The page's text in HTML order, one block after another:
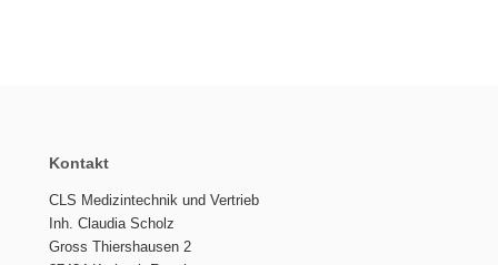
Kontakt
CLS Medizintechnik und Vertrieb
Inh. Claudia Scholz
Gross Thiershausen 2